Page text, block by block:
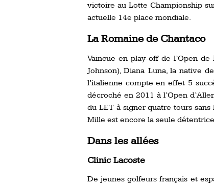
victoire au Lotte Championship
actuelle 14e place mondiale.
La Romaine de Chantaco
Vaincue en play-off de l’Open
Johnson), Diana Luna, la native
l’italienne compte en effet 5
décroché en 2011 à l’Open
du LET à signer quatre tours
Mille est encore la seule
Dans les allées
Clinic Lacoste
De jeunes golfeurs français et